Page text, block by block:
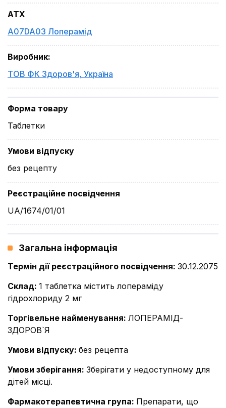
ATX
A07DA03 Лоперамід
Виробник:
ТОВ ФК Здоров'я, Україна
Форма товару
Таблетки
Умови відпуску
без рецепту
Реєстраційне посвідчення
UA/1674/01/01
Загальна інформація
Термін дії реєстраційного посвідчення: 30.12.2075
Склад: 1 таблетка містить лопераміду
гідрохлориду 2 мг
Торгівельне найменування: ЛОПЕРАМІД-
ЗДОРОВ`Я
Умови відпуску: без рецепта
Умови зберігання: Зберігати у недоступному для
дітей місці.
Фармакотерапевтична група: Препарати, що